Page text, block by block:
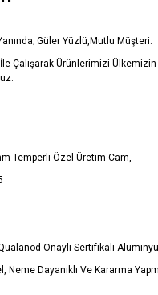
Güler Yüzlü,Mutlu Müşteri.
Çalışarak Ürünlerimizi Ülkemizin
Temperli Özel Üretim Cam,
Onaylı Sertifikalı
Neme Dayanıklı Ve Kararma